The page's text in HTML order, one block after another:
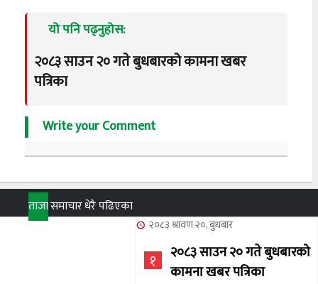
यो पनि पढ्नुहोस:
२०८३ साउन २० गते बुधबारको कामना खबर
पत्रिका
Write your Comment
ताजासमाचारधेरै पढिएका
२०८३ श्रावण २०, बुधबार
१
२०८३ साउन २० गते बुधबारको
कामना खबर पत्रिका